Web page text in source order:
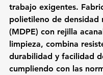
trabajo exigentes.
polietileno de densidad
(MDPE) con rejilla
limpieza, combina
durabilidad y facilidad
cumpliendo con las